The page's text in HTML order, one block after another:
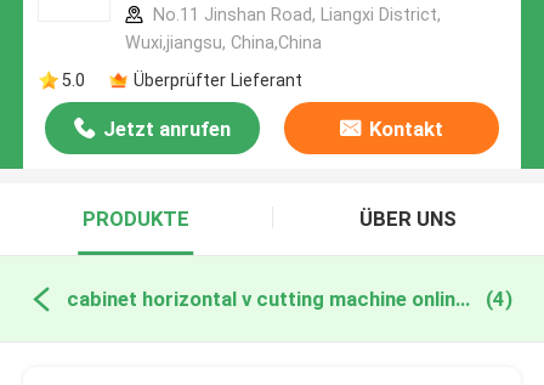
No.11 Jinshan Road, Liangxi District,
Wuxi,jiangsu, China,China
5.0
Überprüfter Lieferant
Jetzt anrufen Kontakt
PRODUKTE ÜBER UNS
cabinet horizontal v cutting machine online manufacture (4)